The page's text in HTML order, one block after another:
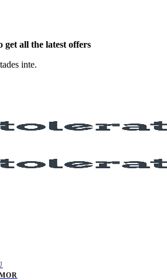
get all the latest offers
inte.